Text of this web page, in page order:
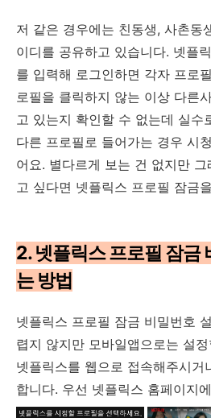
저 같은 경우에는 친동생, 사촌동
이디를 공유하고 있습니다. 넷플
를 입력해 로그인하면 각자 프로
로필을 클릭하지 않는 이상 다른
고 있는지 확인할 수 없는데 실수
다른 프로필로 들어가는 경우 시
어요. 별다르게 보는 건 없지만
고 싶다면 넷플릭스 프로필 잠금
2. 넷플릭스 프로필 잠금
는 방법
넷플릭스 프로필 잠금 비밀번호
렵지 않지만 모바일앱으로는 설
넷플릭스를 웹으로 접속해주시거
합니다. 우선 넷플릭스 홈페이지